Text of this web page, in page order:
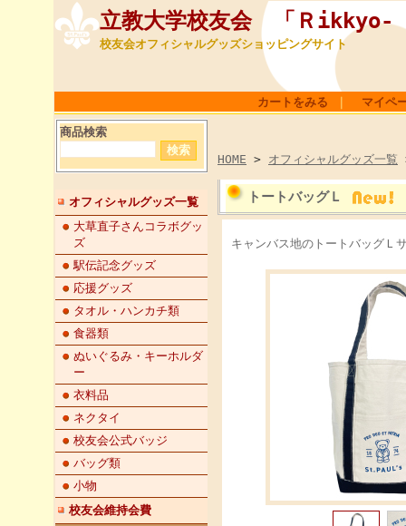
立教大学校友会 「Ｒ
校友会オフィシャルグッズショッピングサイト
カートをみる マイペ
商品検索
オフィシャルグッズ一覧
大草直子さんコラボグッ
ズ
駅伝記念グッズ
応援グッズ
タオル・ハンカチ類
食器類
ぬいぐるみ・キーホルダ
ー
衣料品
ネクタイ
校友会公式バッジ
バッグ類
小物
校友会維持会費
HOME > オフィシャルグッズ一覧
トートバッグＬ
キャンバス地のトートバッグ